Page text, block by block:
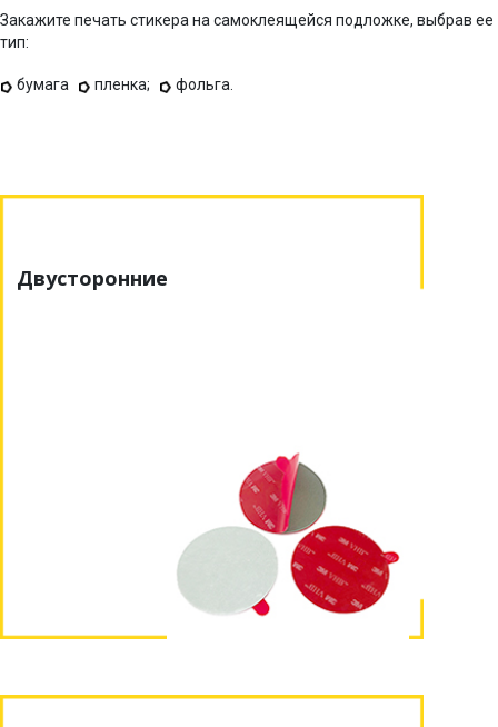
Закажите печать стикера на самоклеящейся подложке, выбрав ее
тип:
бумага пленка; фольга.
Двусторонние